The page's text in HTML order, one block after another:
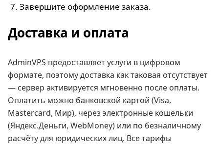
Завершите оформление заказа.
Доставка и оплата
AdminVPS предоставляет услуги в цифровом
формате, поэтому доставка как таковая отсутствует
— сервер активируется мгновенно после оплаты.
Оплатить можно банковской картой (Visa,
Mastercard, Мир), через электронные кошельки
(Яндекс.Деньги, WebMoney) или по безналичному
расчёту для юридических лиц. Все тарифы